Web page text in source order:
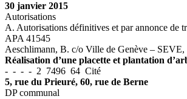
30 janvier 2015
Autorisations
A. Autorisations définitives et par annonce de
APA 41545
Aeschlimann, B. c/o Ville de Genève – SEVE,
Réalisation d’une placette et plantation
- - - - 2 7496 64 Cité
5, rue du Prieuré, 60, rue de Berne
DP communal